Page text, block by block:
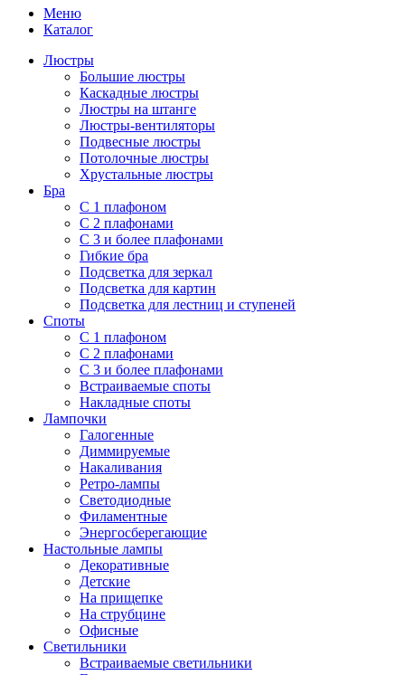
Меню
Каталог
Люстры
Большие люстры
Каскадные люстры
Люстры на штанге
Люстры-вентиляторы
Подвесные люстры
Потолочные люстры
Хрустальные люстры
Бра
С 1 плафоном
С 2 плафонами
С 3 и более плафонами
Гибкие бра
Подсветка для зеркал
Подсветка для картин
Подсветка для лестниц и ступеней
Споты
С 1 плафоном
С 2 плафонами
С 3 и более плафонами
Встраиваемые споты
Накладные споты
Лампочки
Галогенные
Диммируемые
Накаливания
Ретро-лампы
Светодиодные
Филаментные
Энергосберегающие
Настольные лампы
Декоративные
Детские
На прищепке
На струбцине
Офисные
Светильники
Встраиваемые светильники